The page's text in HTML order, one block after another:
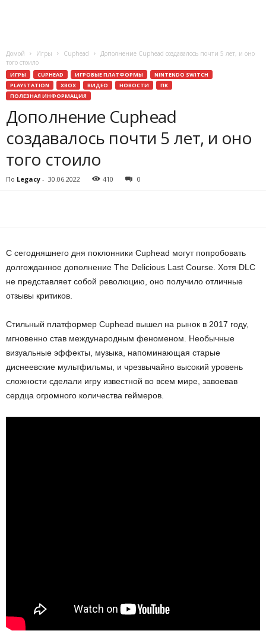
Домой Игры Cuphead
Дополнение Cuphead создавалось почти 5 лет, и оно
того стоило
ИГРЫ CUPHEAD ИГРОВЫЕ ПЛАТФОРМЫ
NINTENDO SWITCH
PLAYSTATION
XBOX ВИДЕО НОВОСТИ
ПК
ПОЛЕЗНАЯ ИНФОРМАЦИЯ
Дополнение Cuphead
создавалось почти 5 лет, и оно
того стоило
По Legacy - 30.06.2022 410 0
С сегодняшнего дня поклонники Cuphead могут попробовать
долгожданное дополнение The Delicious Last Course. Хотя DLC
не представляет собой революцию, оно получило отличные
отзывы критиков.
Стильный платформер Cuphead вышел на рынок в 2017 году,
мгновенно став международным феноменом. Необычные
визуальные эффекты, музыка, напоминающая старые
диснеевские мультфильмы, и чрезвычайно высокий уровень
сложности сделали игру известной во всем мире, завоевав
сердца огромного количества геймеров.